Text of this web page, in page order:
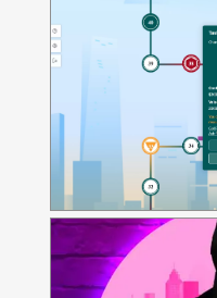
לתכנית
למה נולדתי